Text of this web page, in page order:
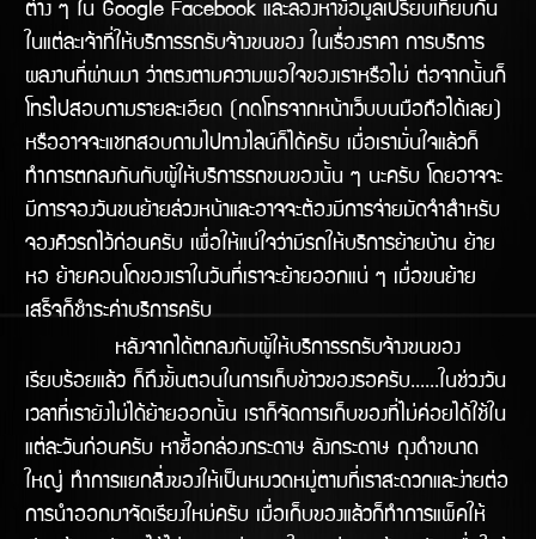
ต่าง ๆ ใน Google Facebook และลองหาข้อมูลเปรียบเทียบกัน
ในแต่ละเจ้าที่ให้บริการรถรับจ้างขนของ ในเรื่องราคา การบริการ
ผลงานทีี่ผ่านมา ว่าตรงตามความพอใจของเราหรือไม่ ต่อจากนั้นก็
โทรไปสอบถามรายละเอียด (กดโทรจากหน้าเว็บบนมือถือได้เลย)
หรืออาจจะแชทสอบถามไปทางไลน์ก็ได้ครับ เมื่อเรามั่นใจแล้วก็
ทำการตกลงกันกับผู้ให้บริการรถขนของนั้น ๆ นะครับ โดยอาจจะ
มีการจองวันขนย้ายล่วงหน้าและอาจจะต้องมีการจ่ายมัดจำสำหรับ
จองคิวรถไว้ก่อนครับ เพื่อให้แน่ใจว่ามีรถให้บริิการย้ายบ้าน ย้าย
หอ ย้ายคอนโดของเราในวันทีี่เราจะย้ายออกแน่ ๆ เมื่อขนย้าย
เสร็จก็ชำระค่าบริการครับ
หลังจากได้ตกลงกับผู้ให้บริการรถรับจ้างขนของ
เรียบร้อยแล้ว ก็ถึงขั้นตอนในการเก็บข้าวของรอครับ......ในช่วงวัน
เวลาที่เรายังไม่ได้ย้ายออกนั้น เราก็จัดการเก็บของที่ไม่ค่อยได้ใช้ใน
แต่ละวันก่อนครับ หาซื้อกล่องกระดาษ ลังกระดาษ ถุงดำขนาด
ใหญ่ ทำการแยกสิ่งของให้เป็นหมวดหมู่ตามที่เราสะดวกและง่ายต่อ
การนำออกมาจัดเรียงใหม่ครับ เมื่อเก็บของแล้วก็ทำการแพ็คให้